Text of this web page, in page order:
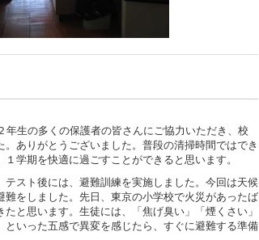
生の多くの保護者の皆さんにご協力いただき、校
ありがとうございました。普段の清掃時間ではでき
学期を快適に過ごすことができると思います。
スト後には、避難訓練を実施しました。今回は天候
をしました。先日、東京の小学校で火災があったば
と思います。生徒には、「焦げ臭い」「煙くさい」
といった五感で異変を感じたら、すぐに避難する準備